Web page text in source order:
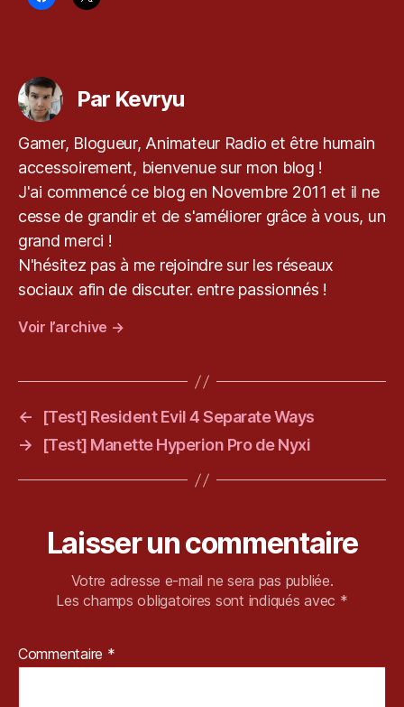
k
y
u.
o
m
le
o
g
d
k
r
y
u ,
P
n,
Par Kevryu
Gamer, Blogueur, Animateur Radio et être humain
accessoirement, bienvenue sur mon blog !
J'ai commencé ce blog en Novembre 2011 et il ne
cesse de grandir et de s'améliorer grâce à vous, un
grand merci !
N'hésitez pas à me rejoindre sur les réseaux
sociaux afin de discuter. entre passionnés !
Voir l’archive →
←
[Test] Resident Evil 4 Separate Ways
→
[Test] Manette Hyperion Pro de Nyxi
Laisser un commentaire
Votre adresse e-mail ne sera pas publiée.
Les champs obligatoires sont indiqués avec *
Commentaire *